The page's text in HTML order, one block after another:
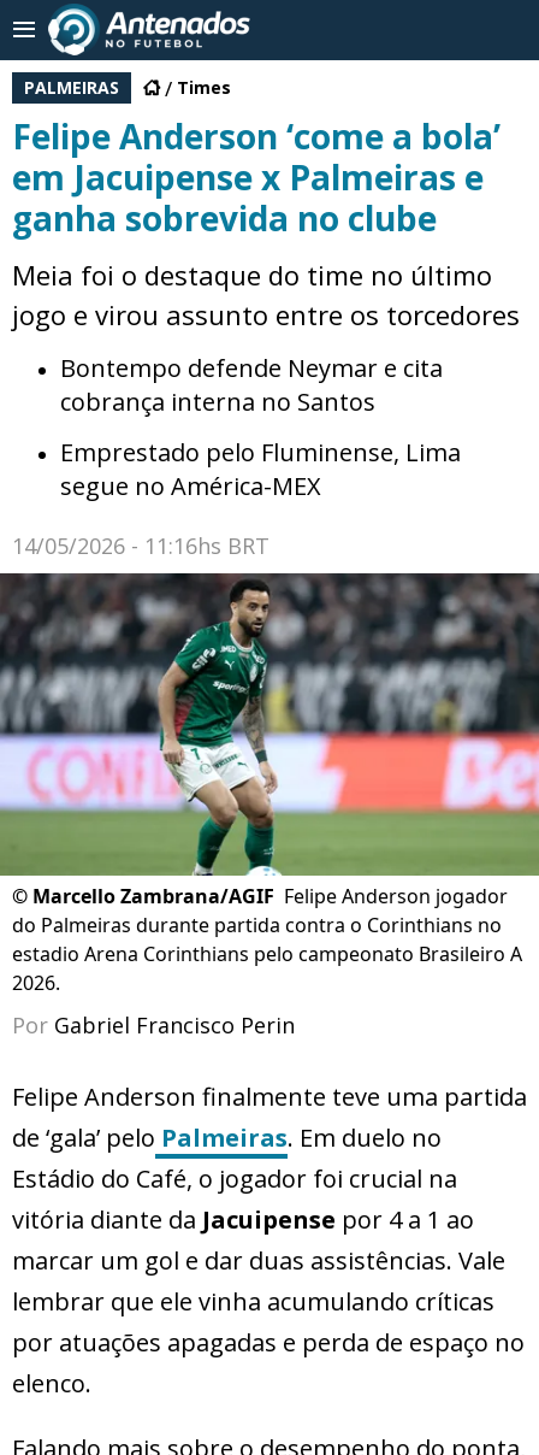
PALMEIRAS Times
Felipe Anderson ‘come a bola’
em Jacuipense x Palmeiras e
ganha sobrevida no clube
Meia foi o destaque do time no último
jogo e virou assunto entre os torcedores
Bontempo defende Neymar e cita
cobrança interna no Santos
Emprestado pelo Fluminense, Lima
segue no América-MEX
14/05/2026 - 11:16hs BRT
© Marcello Zambrana/AGIF Felipe Anderson jogador
do Palmeiras durante partida contra o Corinthians no
estadio Arena Corinthians pelo campeonato Brasileiro A
2026.
Por Gabriel Francisco Perin
Felipe Anderson finalmente teve uma partida
de ‘gala’ pelo Palmeiras. Em duelo no
Estádio do Café, o jogador foi crucial na
vitória diante da Jacuipense por 4 a 1 ao
marcar um gol e dar duas assistências. Vale
lembrar que ele vinha acumulando críticas
por atuações apagadas e perda de espaço no
elenco.